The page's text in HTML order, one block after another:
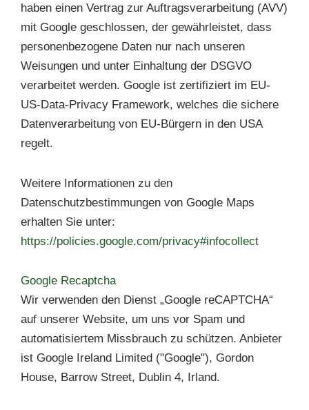
haben einen Vertrag zur Auftragsverarbeitung (AVV)
mit Google geschlossen, der gewährleistet, dass
personenbezogene Daten nur nach unseren
Weisungen und unter Einhaltung der DSGVO
verarbeitet werden. Google ist zertifiziert im EU-
US-Data-Privacy Framework, welches die sichere
Datenverarbeitung von EU-Bürgern in den USA
regelt.
Weitere Informationen zu den
Datenschutzbestimmungen von Google Maps
erhalten Sie unter:
https://policies.google.com/privacy#infocollect
Google Recaptcha
Wir verwenden den Dienst „Google reCAPTCHA“
auf unserer Website, um uns vor Spam und
automatisiertem Missbrauch zu schützen. Anbieter
ist Google Ireland Limited ("Google"), Gordon
House, Barrow Street, Dublin 4, Irland.